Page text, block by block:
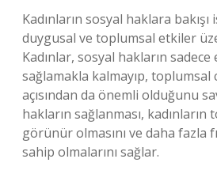
Kadınların sosyal haklara
duygusal ve toplumsal etkiler
Kadınlar, sosyal hakların
sağlamakla kalmayıp, toplumsal
açısından da önemli olduğunu
hakların sağlanması,
görünür olmasını ve daha fazla
sahip olmalarını sağlar.